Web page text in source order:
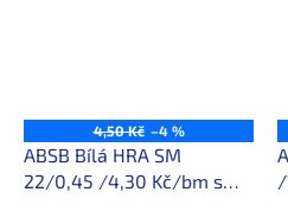
4,50 Kč –4 %
ABSB Bílá HRA SM
22/0,45 /4,30 Kč/bm s